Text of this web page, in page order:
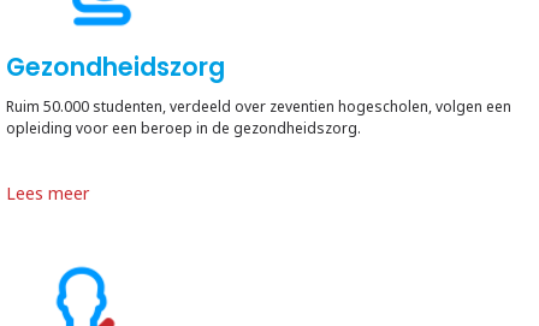
Gezondheidszorg
Ruim 50.000 studenten, verdeeld over zeventien hogescholen, volgen een
opleiding voor een beroep in de gezondheidszorg.
Lees meer